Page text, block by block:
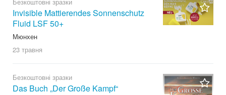
Безкоштовні зразки
Invisible Mattierendes Sonnenschutz
Fluid LSF 50+
Мюнхен
23 травня
Безкоштовні зразки
Das Buch „Der Große Kampf“